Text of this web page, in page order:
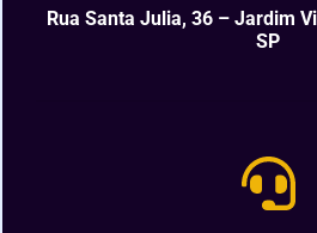
Rua Santa Julia, 36 – Jardim
SP